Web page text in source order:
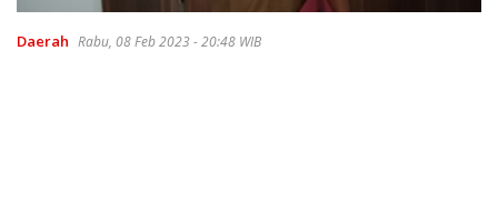
Daerah Rabu, 08 Feb 2023 - 20:48 WIB